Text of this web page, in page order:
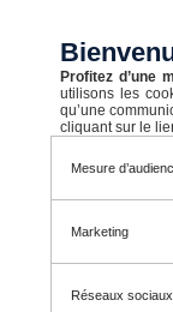
Profitez d’une
utilisons les
qu’une
cliquant sur le
Mesure
Marketing
Réseaux sociaux